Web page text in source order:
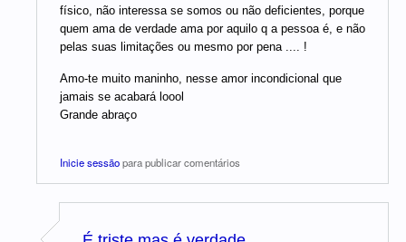
físico, não interessa se somos ou não deficientes, porque
quem ama de verdade ama por aquilo q a pessoa é, e não
pelas suas limitações ou mesmo por pena .... !
Amo-te muito maninho, nesse amor incondicional que
jamais se acabará loool
Grande abraço
Inicie sessãopara publicar comentários